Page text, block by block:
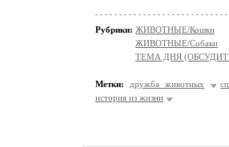
Рубрики: ЖИВОТНЫЕ/Кошки
ЖИВОТНЫЕ/Собаки
ТЕМА ДНЯ
Метки: дружба животных
история из жизни